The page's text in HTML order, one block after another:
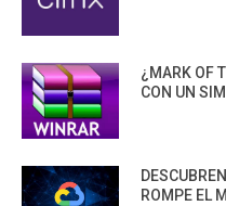
¿MARK OF
CON UN
ROMPE EL